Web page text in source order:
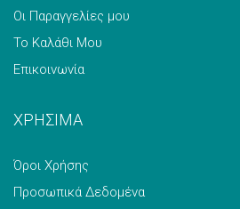
Οι Παραγγελίες μου
Το Καλάθι Μου
Επικοινωνία
ΧΡΗΣΙΜΑ
Όροι Χρήσης
Προσωπικά Δεδομένα